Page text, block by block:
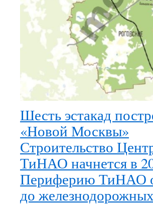
Шесть эстакад
«Новой Москвы»
Строительство
ТиНАО начнется в
Периферию ТиНАО
до